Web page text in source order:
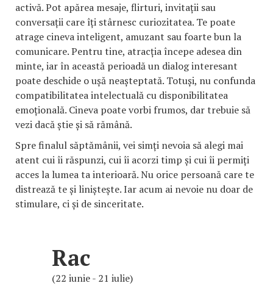
activă. Pot apărea mesaje, flirturi, invitații sau
conversații care îți stârnesc curiozitatea. Te poate
atrage cineva inteligent, amuzant sau foarte bun la
comunicare. Pentru tine, atracția începe adesea din
minte, iar în această perioadă un dialog interesant
poate deschide o ușă neașteptată. Totuși, nu confunda
compatibilitatea intelectuală cu disponibilitatea
emoțională. Cineva poate vorbi frumos, dar trebuie să
vezi dacă știe și să rămână.
Spre finalul săptămânii, vei simți nevoia să alegi mai
atent cui îi răspunzi, cui îi acorzi timp și cui îi permiți
acces la lumea ta interioară. Nu orice persoană care te
distrează te și liniștește. Iar acum ai nevoie nu doar de
stimulare, ci și de sinceritate.
Rac
(22 iunie - 21 iulie)